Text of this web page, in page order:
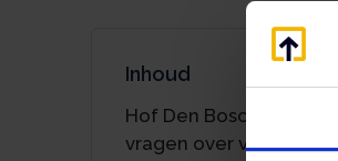
Inhoud
Hof Den Bosch stelt
vragen over